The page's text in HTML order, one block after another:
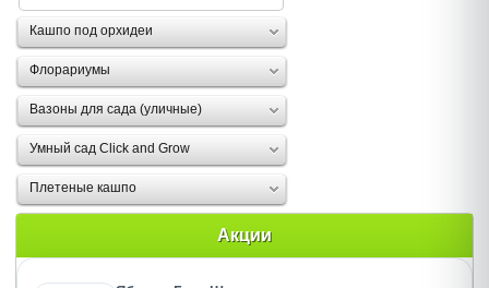
Кашпо под орхидеи
Флорариумы
Вазоны для сада (уличные)
Умный сад Click and Grow
Плетеные кашпо
Акции